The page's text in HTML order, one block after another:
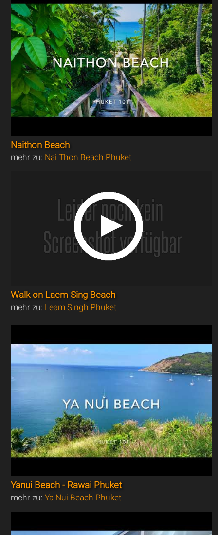
Naithon Beach
mehr zu: Nai Thon Beach Phuket
Walk on Laem Sing Beach
mehr zu: Leam Singh Phuket
Yanui Beach - Rawai Phuket
mehr zu:Ya Nui Beach Phuket